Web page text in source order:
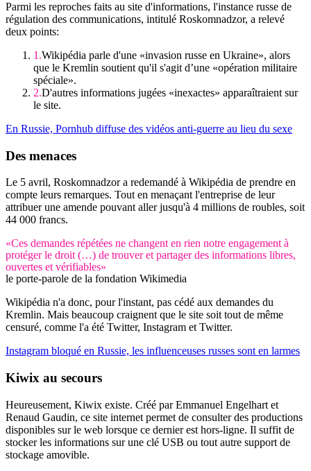
Parmi les reproches faits au site d'informations, l'instance russe de
régulation des communications, intitulé Roskomnadzor, a relevé
deux points:
Wikipédia parle d'une «invasion russe en Ukraine», alors
que le Kremlin soutient qu'il s'agit d’une «opération militaire
spéciale».
D'autres informations jugées «inexactes» apparaîtraient sur
le site.
En Russie, Pornhub diffuse des vidéos anti-guerre au lieu du sexe
Des menaces
Le 5 avril, Roskomnadzor a redemandé à Wikipédia de prendre en
compte leurs remarques. Tout en menaçant l'entreprise de leur
attribuer une amende pouvant aller jusqu'à 4 millions de roubles, soit
44 000 francs.
«Ces demandes répétées ne changent en rien notre engagement à
protéger le droit (…) de trouver et partager des informations libres,
ouvertes et vérifiables»
le porte-parole de la fondation Wikimedia
Wikipédia n'a donc, pour l'instant, pas cédé aux demandes du
Kremlin. Mais beaucoup craignent que le site soit tout de même
censuré, comme l'a été Twitter, Instagram et Twitter.
Instagram bloqué en Russie, les influenceuses russes sont en larmes
Kiwix au secours
Heureusement, Kiwix existe. Créé par Emmanuel Engelhart et
Renaud Gaudin, ce site internet permet de consulter des productions
disponibles sur le web lorsque ce dernier est hors-ligne. Il suffit de
stocker les informations sur une clé USB ou tout autre support de
stockage amovible.